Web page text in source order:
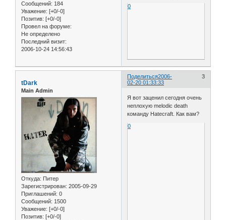
Сообщений: 184
Уважение: [+0/-0]
Позитив: [+0/-0]
Провел на форуме:
Не определено
Последний визит:
2006-10-24 14:56:43
0
Поделиться 3
2006-
02-20 01:33:33
tDark
Main Admin
Откуда: Питер
Зарегистрирован: 2005-09-29
Приглашений: 0
Сообщений: 1500
Уважение: [+0/-0]
Позитив: [+0/-0]
Я вот заценил сегодня очень
неплохую melodic death
команду Hatecraft. Как вам?
0